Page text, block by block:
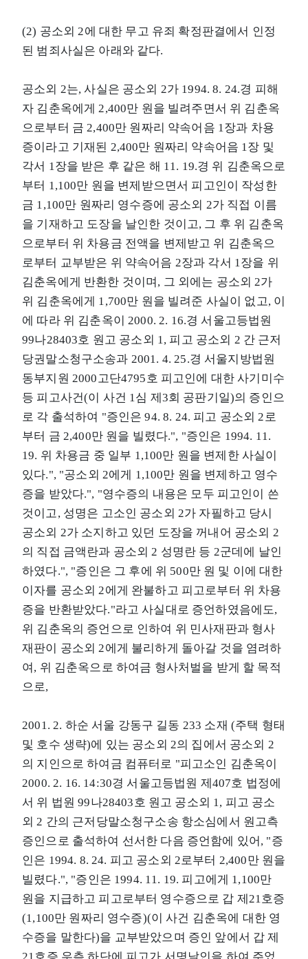
(2) 공소외 2에 대한 무고 유죄 확정판결에서 인정
된 범죄사실은 아래와 같다.
공소외 2는, 사실은 공소외 2가 1994. 8. 24.경 피해
자 김춘옥에게 2,400만 원을 빌려주면서 위 김춘옥
으로부터 금 2,400만 원짜리 약속어음 1장과 차용
증이라고 기재된 2,400만 원짜리 약속어음 1장 및
각서 1장을 받은 후 같은 해 11. 19.경 위 김춘옥으로
부터 1,100만 원을 변제받으면서 피고인이 작성한
금 1,100만 원짜리 영수증에 공소외 2가 직접 이름
을 기재하고 도장을 날인한 것이고, 그 후 위 김춘옥
으로부터 위 차용금 전액을 변제받고 위 김춘옥으
로부터 교부받은 위 약속어음 2장과 각서 1장을 위
김춘옥에게 반환한 것이며, 그 외에는 공소외 2가
위 김춘옥에게 1,700만 원을 빌려준 사실이 없고, 이
에 따라 위 김춘옥이 2000. 2. 16.경 서울고등법원
99나28403호 원고 공소외 1, 피고 공소외 2 간 근저
당권말소청구소송과 2001. 4. 25.경 서울지방법원
동부지원 2000고단4795호 피고인에 대한 사기미수
등 피고사건(이 사건 1심 제3회 공판기일)의 증인으
로 각 출석하여 "증인은 94. 8. 24. 피고 공소외 2로
부터 금 2,400만 원을 빌렸다.", "증인은 1994. 11.
19. 위 차용금 중 일부 1,100만 원을 변제한 사실이
있다.", "공소외 2에게 1,100만 원을 변제하고 영수
증을 받았다.", "영수증의 내용은 모두 피고인이 쓴
것이고, 성명은 고소인 공소외 2가 자필하고 당시
공소외 2가 소지하고 있던 도장을 꺼내어 공소외 2
의 직접 금액란과 공소외 2 성명란 등 2군데에 날인
하였다.", "증인은 그 후에 위 500만 원 및 이에 대한
이자를 공소외 2에게 완불하고 피고로부터 위 차용
증을 반환받았다."라고 사실대로 증언하였음에도,
위 김춘옥의 증언으로 인하여 위 민사재판과 형사
재판이 공소외 2에게 불리하게 돌아갈 것을 염려하
여, 위 김춘옥으로 하여금 형사처벌을 받게 할 목적
으로,
2001. 2. 하순 서울 강동구 길동 233 소재 (주택 형태
및 호수 생략)에 있는 공소외 2의 집에서 공소외 2
의 지인으로 하여금 컴퓨터로 "피고소인 김춘옥이
2000. 2. 16. 14:30경 서울고등법원 제407호 법정에
서 위 법원 99나28403호 원고 공소외 1, 피고 공소
외 2 간의 근저당말소청구소송 항소심에서 원고측
증인으로 출석하여 선서한 다음 증언함에 있어, "증
인은 1994. 8. 24. 피고 공소외 2로부터 2,400만 원을
빌렸다.", "증인은 1994. 11. 19. 피고에게 1,100만
원을 지급하고 피고로부터 영수증으로 갑 제21호증
(1,100만 원짜리 영수증)(이 사건 김춘옥에 대한 영
수증을 말한다)을 교부받았으며 증인 앞에서 갑 제
21호증 우측 하단에 피고가 서명날인을 하여 주었